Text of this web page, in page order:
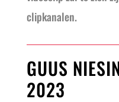
clipkanalen.
GUUS
2023